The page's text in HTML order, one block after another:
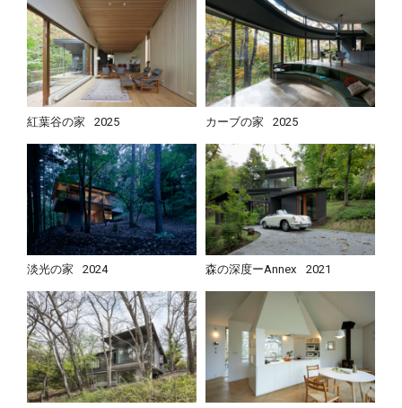
紅葉谷の家 2025 カーブの家 2025
淡光の家 2024 森の深度ーAnnex 2021